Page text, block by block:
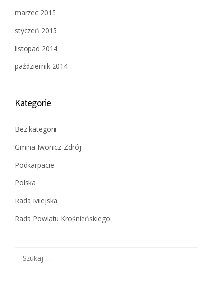
marzec 2015
styczeń 2015
listopad 2014
październik 2014
Kategorie
Bez kategorii
Gmina Iwonicz-Zdrój
Podkarpacie
Polska
Rada Miejska
Rada Powiatu Krośnieńskiego